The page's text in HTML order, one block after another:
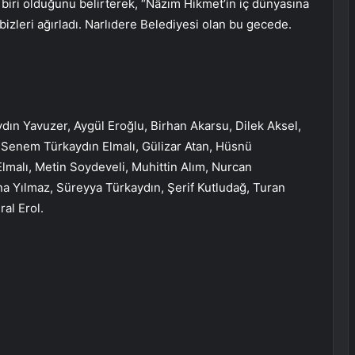
olduğunu belirterek, “Nâzım Hikmet’in iç dünyasına
ağırladı. Narlıdere Belediyesi olan bu gecede.
Yavuzer, Aygül Eroğlu, Birhan Akarsu, Dilek Aksel,
Türkaydın Elmalı, Gülizar Atan, Hüsnü
Metin Soydeveli, Muhittin Alım, Nurcan
Yılmaz, Süreyya Türkaydın, Şerif Kutludağ, Turan
Erol.